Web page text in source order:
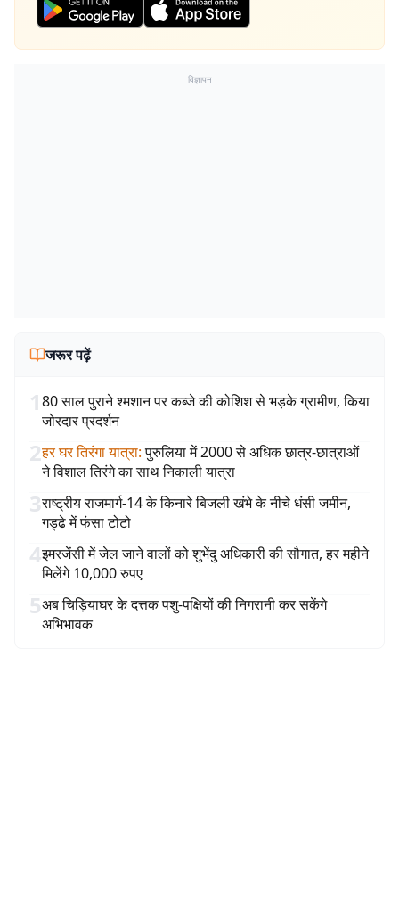
विज्ञापन
जरूर पढ़ें
180 साल पुराने श्मशान पर कब्जे की कोशिश से भड़के ग्रामीण, किया
जोरदार प्रदर्शन
2हर घर तिरंगा यात्रा: पुरुलिया में 2000 से अधिक छात्र-छात्राओं
ने विशाल तिरंगे का साथ निकाली यात्रा
3राष्ट्रीय राजमार्ग-14 के किनारे बिजली खंभे के नीचे धंसी जमीन,
गड्ढे में फंसा टोटो
4इमरजेंसी में जेल जाने वालों को शुभेंदु अधिकारी की सौगात, हर महीने
मिलेंगे 10,000 रुपए
5अब चिड़ियाघर के दत्तक पशु-पक्षियों की निगरानी कर सकेंगे
अभिभावक